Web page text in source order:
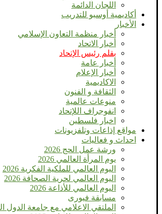
اللجان الدائمة
أكاديمية أوسبو للتدريب
الأخبار
أخبار منظمة التعاون الإسلامي
أخبار الاتحاد
بقلم رئيس الإتحاد
أخبار عامة
أخبار الإعلام
الاكاديمية
الثقافة و الفنون
منوعات عالمية
انفوجراف اللإتحاد
اخبار فلسطين
مواقع إذاعات وتلفزيونات
احداث و فعاليات
ورشة عمل الحج 2026
يوم المرأة العالمي 2026
اليوم العالمي للملكية الفكرية 2026
اليوم العالمي لحرية الصحافة 2026
اليوم العالمي للأذاعة 2026
مسابقة فيورى
الملتقي الاعلامي مع جامعة الدول